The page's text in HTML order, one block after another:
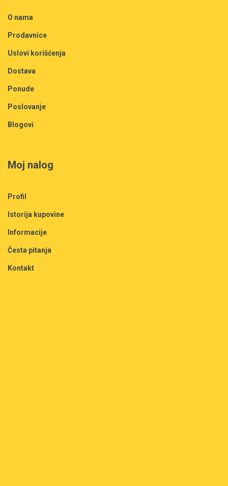
O nama
Prodavnice
Uslovi korišćenja
Dostava
Ponude
Poslovanje
Blogovi
Moj nalog
Profil
Istorija kupovine
Informacije
Česta pitanja
Kontakt